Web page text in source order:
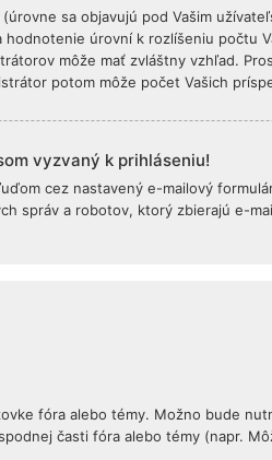
sa objavujú pod Vašim
úrovní k rozlíšeniu počtu
môže mať zvláštny vzhľad.
potom môže počet Vašich
vyzvaný k prihláseniu!
cez nastavený e-mailový
správ a robotov, ktorý zbierajú e-
fóra alebo témy. Možno bude
časti fóra alebo témy (napr.